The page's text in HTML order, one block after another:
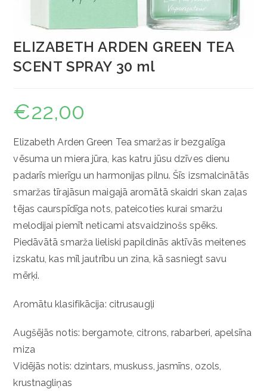
ELIZABETH ARDEN GREEN TEA
SCENT SPRAY 30 ml
€22,00
Elizabeth Arden Green Tea smaržas ir bezgalīga
vēsuma un miera jūra, kas katru jūsu dzīves dienu
padarīs mierīgu un harmonijas pilnu. Šīs izsmalcinātās
smaržas tīrajāsun maigajā aromātā skaidri skan zaļas
tējas caurspīdīga nots, pateicoties kurai smaržu
melodijai piemīt neticami atsvaidzinošs spēks.
Piedāvātā smarža lieliski papildinās aktīvās meitenes
izskatu, kas mīl jautrību un zina, kā sasniegt savu
mērķi.
Aromātu klasifikācija: citrusaugļi
Augšējās notis: bergamote, citrons, rabarberi, apelsīna
miza
Vidējās notis: dzintars, muskuss, jasmīns, ozols,
krustnagliņas